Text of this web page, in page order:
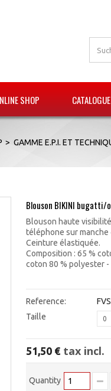
SHOP
> GAMME E.P.I. ET
Blouson BIKINI bugatti/
Blouson haute
téléphone sur manche
Ceinture élastiquée.
Composition : 65
coton 80 % polyester -
Reference:
Taille
0
51,50 €tax incl.
Quantity